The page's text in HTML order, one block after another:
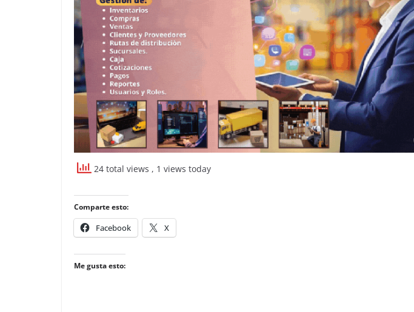
24 total views , 1 views today
Comparte esto:
Facebook X
Me gusta esto: